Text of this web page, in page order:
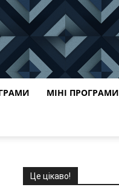
МІНІ ПРОГРАМИ
Це цікаво!